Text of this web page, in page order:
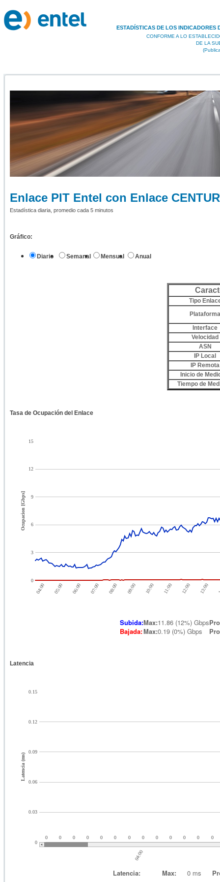
ESTADÍSTICAS DE LOS INDICADORES
CONFORME A LO
DE LA
Enlace PIT Entel con Enlace
Estadística diaria, promedio cada 5 minutos
Gráfico:
Diario Semanal Mensual Anual
Tipo
Plataforma
Interface
Velocidad
ASN
IP Local
IP Remota
Inicio de
Tiempo de
Tasa de Ocupación del Enlace
04:00 05:00 06:00 07:00 08:00 09:00 10:00 11:00 12:00 13:00
0
3
6
9
12
15
Ocupacion [Gbps]
Subida:Max:11.86 (12%) Gbps
Bajada:Max:0.19 (0%) Gbps
Latencia
04:00
0
0.03
0.06
0.09
0.12
0.15
Latencia (ms)
0 0 0 0 0 0 0 0 0 0 0 0 0
Latencia: Max: 0 ms